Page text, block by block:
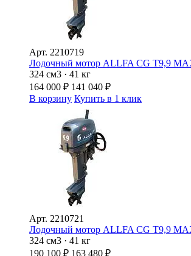
Арт. 2210719
Лодочный мотор ALLFA CG Т9,9
324 см3 · 41 кг
164 000 ₽ 141 040 ₽
В корзину Купить в 1 клик
Арт. 2210721
Лодочный мотор ALLFA CG Т9,9
324 см3 · 41 кг
190 100 ₽ 163 480 ₽